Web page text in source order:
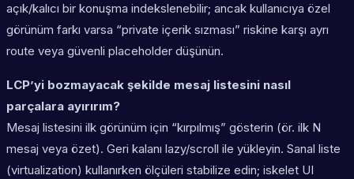
açık/kalıcı bir konuşma indekslenebilir; ancak kullanıcıya özel
görünüm farkı varsa “private içerik sızması” riskine karşı ayrı
route veya güvenli placeholder düşünün.
LCP’yi bozmayacak şekilde mesaj listesini nasıl
parçalara ayırırım?
Mesaj listesini ilk görünüm için “kırpılmış” gösterin (ör. ilk N
mesaj veya özet). Geri kalanı lazy/scroll ile yükleyin. Sanal liste
(virtualization) kullanırken ölçüleri stabilize edin; iskelet UI